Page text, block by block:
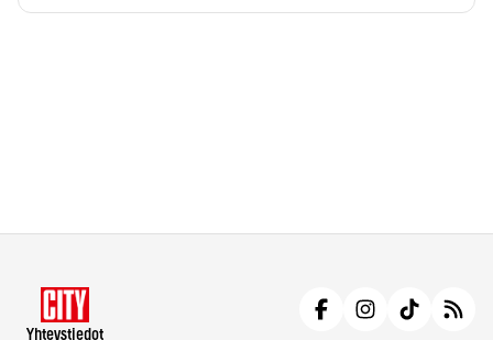
Yhteystiedot